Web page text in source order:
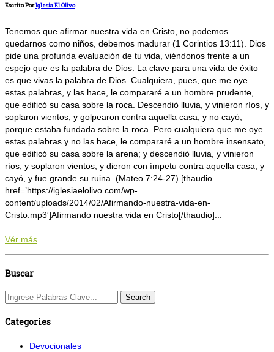
Escrito Por:Iglesia El Olivo
Tenemos que afirmar nuestra vida en Cristo, no podemos
quedarnos como niños, debemos madurar (1 Corintios 13:11). Dios
pide una profunda evaluación de tu vida, viéndonos frente a un
espejo que es la palabra de Dios. La clave para una vida de éxito
es que vivas la palabra de Dios. Cualquiera, pues, que me oye
estas palabras, y las hace, le compararé a un hombre prudente,
que edificó su casa sobre la roca. Descendió lluvia, y vinieron ríos, y
soplaron vientos, y golpearon contra aquella casa; y no cayó,
porque estaba fundada sobre la roca. Pero cualquiera que me oye
estas palabras y no las hace, le compararé a un hombre insensato,
que edificó su casa sobre la arena; y descendió lluvia, y vinieron
ríos, y soplaron vientos, y dieron con ímpetu contra aquella casa; y
cayó, y fue grande su ruina. (Mateo 7:24-27) [thaudio
href=’https://iglesiaelolivo.com/wp-
content/uploads/2014/02/Afirmando-nuestra-vida-en-
Cristo.mp3′]Afirmando nuestra vida en Cristo[/thaudio]...
Vér más
Buscar
Categories
Devocionales